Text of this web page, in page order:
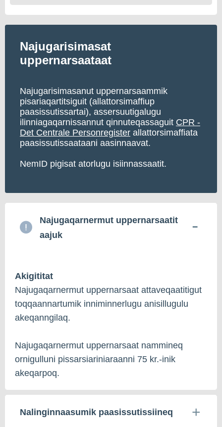
Najugarisimasat
uppernarsaataat
Najugarisimasanut uppernarsaammik
pisariaqartitsiguit (allattorsimaffiup
paasissutissartai), assersuutigalugu
ilinniagaqarnissannut qinnuteqassaguit CPR -
Det Centrale Personregister allattorsimaffiata
paasissutissaataani aasinnaavat.
NemID pigisat atorlugu isiinnassaatit.
Najugaqarnermut uppernarsaatit
aajuk
Akigititat
Najugaqarnermut uppernarsaat attaveqaatitigut
toqqaannartumik inniminnerlugu anisillugulu
akeqanngilaq.
Najugaqarnermut uppernarsaat nammineq
ornigulluni pissarsiariniaraanni 75 kr.-inik
akeqarpoq.
Nalinginnaasumik paasissutissiineq